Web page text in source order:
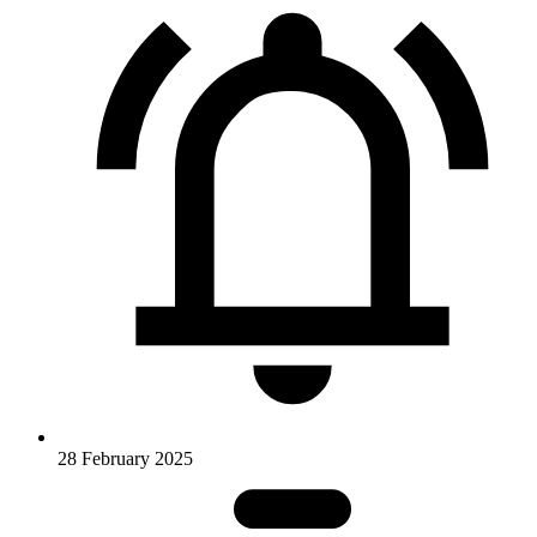
28 February 2025